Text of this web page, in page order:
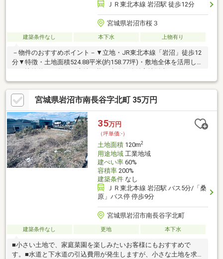
ＪＲ東北本線 岩沼駅 徒歩12分
宮城県岩沼市桜３
建築条件なし 本下水 上物有り
－物件のおすすめポイント－▼立地・JR東北本線「岩沼」徒歩12
分▼特徴・土地面積524.88平米(約158.77坪)・敷地全体を活用しや
せん・お好きなハウスメーカー等で建築可能・現況古家有、詳細
はお問い合わせください▼周辺環境・岩沼郵便局 徒歩4分(約
280m)・岩沼市立岩沼小学校 徒歩6分(約450m)・総合南東北病院
徒歩10分(約730m)※容積率は前面道路幅員により160%に制限■ ご
希望の住まい探しをお手伝いします ━━━━━・・・物件の詳
細・ご相談はお気軽にお問い合わせください。
宮城県岩沼市南長谷字北町 35万円
35万円
（坪単価:-）
土地面積120m2
用途地域工業地域
建ぺい率60%
容積率200%
建築条件なし
ＪＲ東北本線 岩沼駅 バス5分/「桑
原」バス停 停歩9分
宮城県岩沼市南長谷字北町
建築条件なし 更地 本下水
■小さい土地で、家庭菜園を楽しみたいお客様にもおすすめで
す。■水道と下水道の引込費用が発生しますが、小さな土地を求